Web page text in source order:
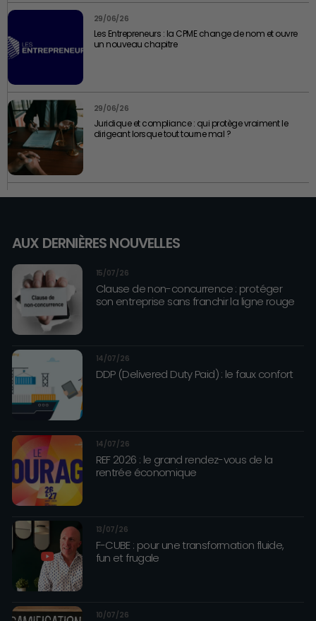
29/06/26
Les Entrepreneurs : la CPME change de nom et ouvre
un nouveau chapitre
29/06/26
Juridique et compliance : qui protège vraiment le
dirigeant lorsque tout tourne mal ?
AUX DERNIÈRES NOUVELLES
15/07/26
Clause de non-concurrence : protéger
son entreprise sans franchir la ligne rouge
14/07/26
DDP (Delivered Duty Paid) : le faux confort
14/07/26
REF 2026 : le grand rendez-vous de la
rentrée économique
13/07/26
F-CUBE : pour une transformation fluide,
fun et frugale
10/07/26